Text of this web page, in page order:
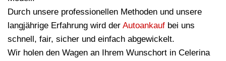
Durch unsere professionellen Methoden und unsere
langjährige Erfahrung wird der Autoankauf bei uns
schnell, fair, sicher und einfach abgewickelt.
Wir holen den Wagen an Ihrem Wunschort in Celerina